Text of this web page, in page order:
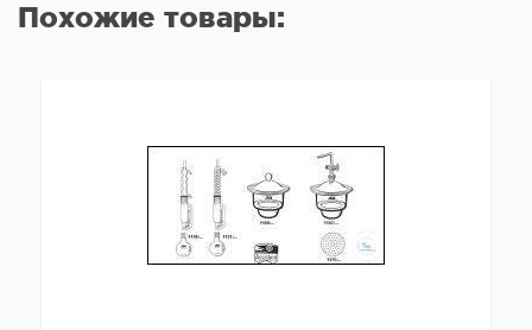
Похожие товары: